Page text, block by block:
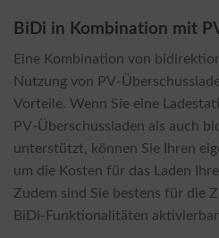
BiDi in Kombination mit
Eine Kombination von
Nutzung von PV-
Vorteile. Wenn Sie eine
PV-Überschussladen als auch
unterstützt, können Sie Ihren
um die Kosten für das Laden
Zudem sind Sie bestens für die
BiDi-Funktionalitäten